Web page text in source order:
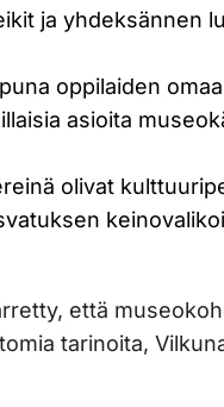
ja yhdeksännen
oppilaiden
asioita
olivat
että
tarinoita,